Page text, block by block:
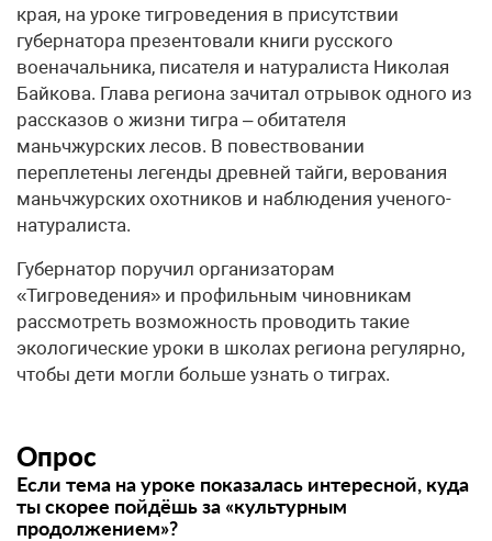
края, на уроке тигроведения в присутствии
губернатора презентовали книги русского
военачальника, писателя и натуралиста Николая
Байкова. Глава региона зачитал отрывок одного из
рассказов о жизни тигра – обитателя
маньчжурских лесов. В повествовании
переплетены легенды древней тайги, верования
маньчжурских охотников и наблюдения ученого-
натуралиста.
Губернатор поручил организаторам
«Тигроведения» и профильным чиновникам
рассмотреть возможность проводить такие
экологические уроки в школах региона регулярно,
чтобы дети могли больше узнать о тиграх.
Опрос
Если тема на уроке показалась интересной, куда
ты скорее пойдёшь за «культурным
продолжением»?